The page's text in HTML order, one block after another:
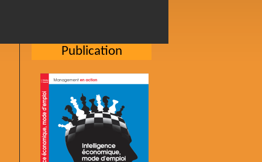
Publication